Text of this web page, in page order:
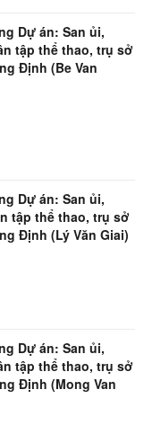
Dự án: San ủi,
tập thể thao, trụ sở
Định (Be Van
Dự án: San ủi,
tập thể thao, trụ sở
Định (Lý Văn Giai)
Dự án: San ủi,
tập thể thao, trụ sở
Định (Mong Van